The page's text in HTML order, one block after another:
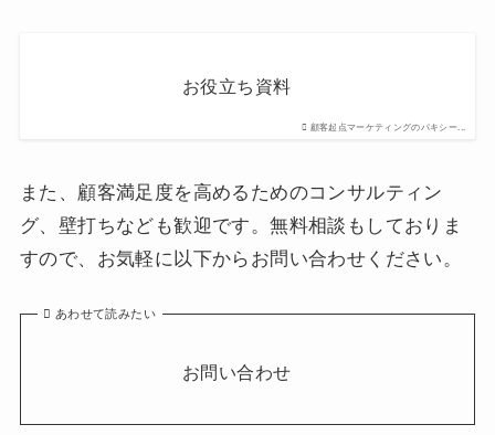
顧客起点マーケティングのパキシー...
お役立ち資料
また、顧客満足度を高めるためのコンサルティン
グ、壁打ちなども歓迎です。無料相談もしておりま
すので、お気軽に以下からお問い合わせください。
あわせて読みたい
お問い合わせ